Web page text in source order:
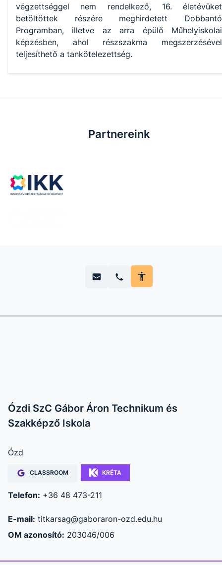
végzettséggel nem rendelkező, 16. életévüket
betöltöttek részére meghirdetett Dobbantó
Programban, illetve az arra épülő Műhelyiskolai
képzésben, ahol részszakma megszerzésével
teljesíthető a tankötelezettség.
Partnereink
Ózdi SzC Gábor Áron Technikum és
Szakképző Iskola
Ózd
CLASSROOM KRÉTA
Telefon: +36 48 473-211
E-mail: titkarsag@gaboraron-ozd.edu.hu
OM azonosító: 203046/006